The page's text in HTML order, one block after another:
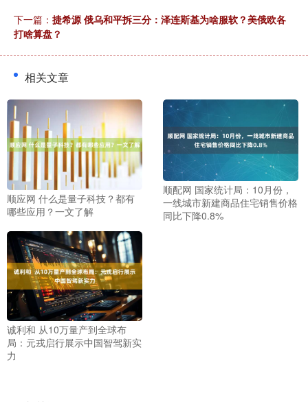
下一篇： 捷希源 俄乌和平拆三分：泽连斯基为啥服软？美俄欧各
打啥算盘？
相关文章
顺应网 什么是量子科技？都有
哪些应用？一文了解
顺配网 国家统计局：10月份，
一线城市新建商品住宅销售价格
同比下降0.8%
诚利和 从10万量产到全球布
局：元戎启行展示中国智驾新实
力